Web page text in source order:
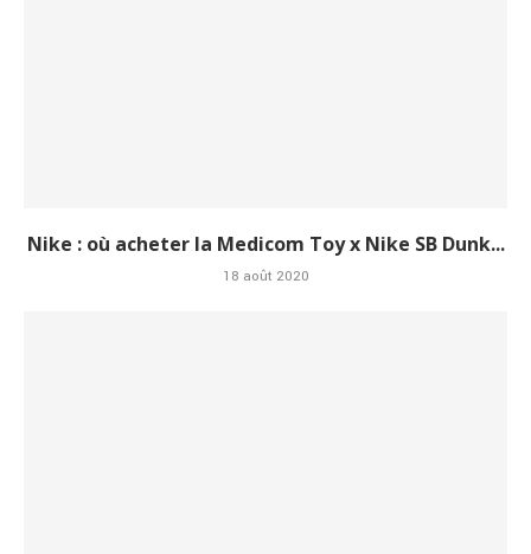
Nike : où acheter la Medicom Toy x Nike SB Dunk...
18 août 2020